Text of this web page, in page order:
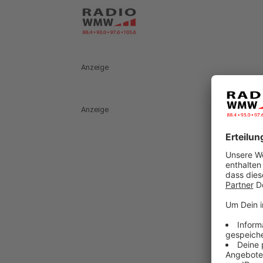
Anzeige
Anzeige